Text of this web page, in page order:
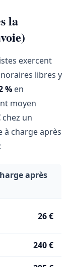
la
exercent
libres y
% en
moyen
chez un
à charge après
après
26 €
240 €